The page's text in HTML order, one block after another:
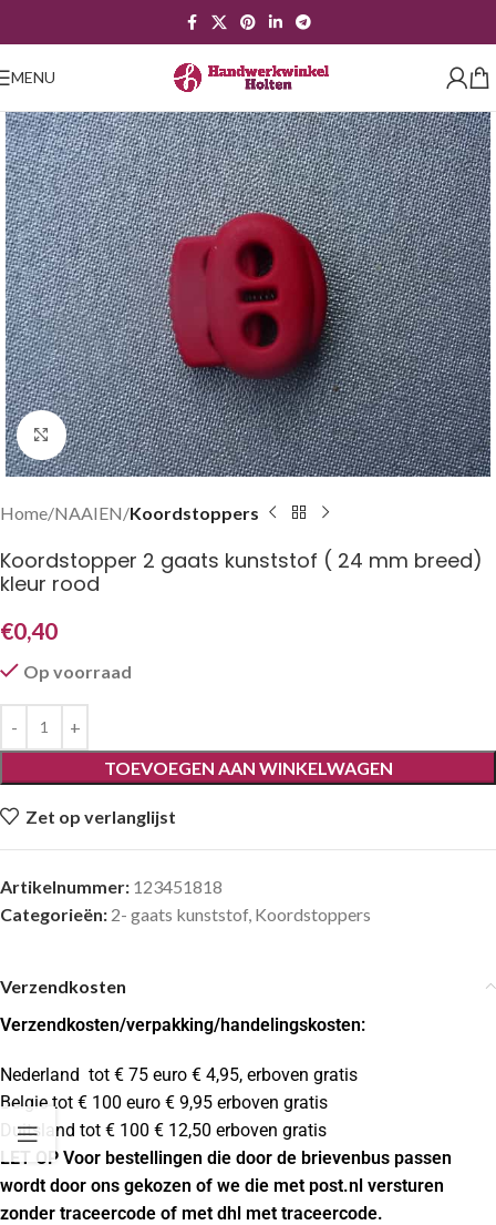
MENU
Klik om te vergroten
Home NAAIEN Koordstoppers
Koordstopper 2 gaats kunststof ( 24 mm breed)
kleur rood
€0,40
Op voorraad
TOEVOEGEN AAN WINKELWAGEN
Zet op verlanglijst
Artikelnummer: 123451818
Categorieën: 2- gaats kunststof, Koordstoppers
Verzendkosten
Verzendkosten/verpakking/handelingskosten:
Nederland tot € 75 euro € 4,95, erboven gratis
Belgie tot € 100 euro € 9,95 erboven gratis
Duitsland tot € 100 € 12,50 erboven gratis
LET OP Voor bestellingen die door de brievenbus passen
wordt door ons gekozen of we die met post.nl versturen
zonder traceercode of met dhl met traceercode.